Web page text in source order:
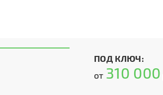
ПОД КЛЮЧ:
от 310 000